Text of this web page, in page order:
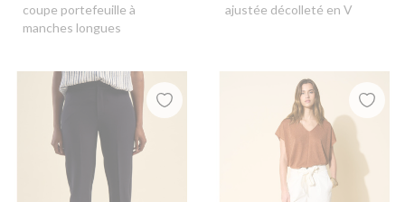
coupe portefeuille à
manches longues
ajustée décolleté en V